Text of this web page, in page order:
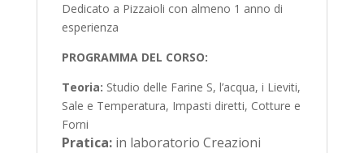
Dedicato a Pizzaioli con almeno 1 anno di
esperienza
PROGRAMMA DEL CORSO:
Teoria: Studio delle Farine S, l’acqua, i Lieviti,
Sale e Temperatura, Impasti diretti, Cotture e
Forni
Pratica:in laboratorio Creazioni